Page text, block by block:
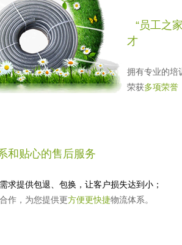
“员工之
才
拥有专业的培
荣获多项荣誉
和贴心的售后服务
求提供包退、包换，让客户损失达到小；
作，为您提供更方便更快捷物流体系。